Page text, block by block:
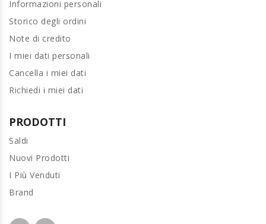
Informazioni personali
Storico degli ordini
Note di credito
I miei dati personali
Cancella i miei dati
Richiedi i miei dati
PRODOTTI
Saldi
Nuovi Prodotti
I Più Venduti
Brand